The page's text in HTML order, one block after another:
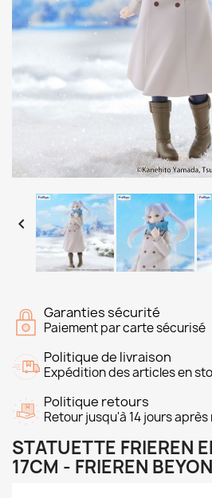

Garanties sécurité
Paiement par carte sécurisé
Politique de livraison
Expédition des articles en
Politique retours
Retour jusqu'à 14 jours
STATUETTE FRIEREN
17CM - FRIEREN